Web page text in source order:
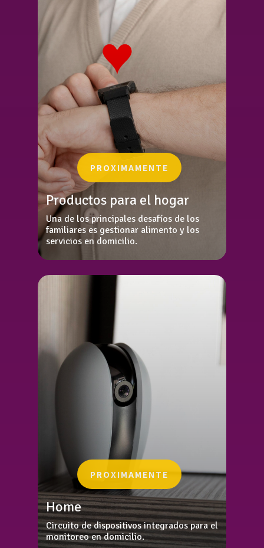
PROXIMAMENTE
Productos para el hogar
Una de los principales desafíos de los
familiares es gestionar alimento y los
servicios en domicilio.
PROXIMAMENTE
Home
Circuito de dispositivos integrados para el
monitoreo en domicilio.